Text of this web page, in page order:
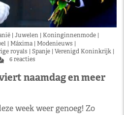
Juwelen Koninginnenmode
Máxima Modenieuws
royals Spanje Verenigd Koninkrijk
6 reacties
naamdag en meer
week weer genoeg! Zo